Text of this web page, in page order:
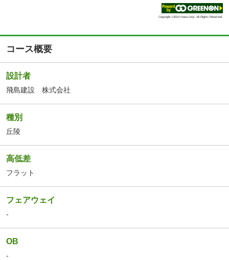
Copyright c2014 masa corp. All Rights Reserved.
コース概要
設計者
飛島建設 株式会社
種別
丘陵
高低差
フラット
フェアウェイ
-
OB
-